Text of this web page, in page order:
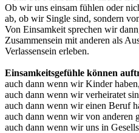
Ob wir uns einsam fühlen oder
ab, ob wir Single sind, sondern
Von Einsamkeit sprechen wir
Zusammensein mit anderen als
Verlassensein erleben.
Einsamkeitsgefühle können
auch dann wenn wir Kinder haben,
auch dann wenn wir verheiratet
auch dann wenn wir einen Beruf
auch dann wenn wir von anderen
auch dann wenn wir uns in